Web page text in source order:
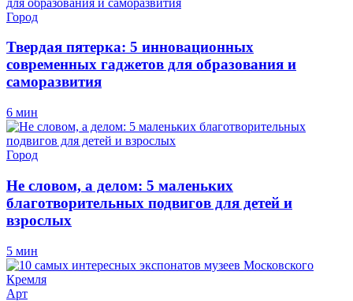
Город
Твердая пятерка: 5 инновационных
современных гаджетов для образования и
саморазвития
6 мин
Город
Не словом, а делом: 5 маленьких
благотворительных подвигов для детей и
взрослых
5 мин
Арт